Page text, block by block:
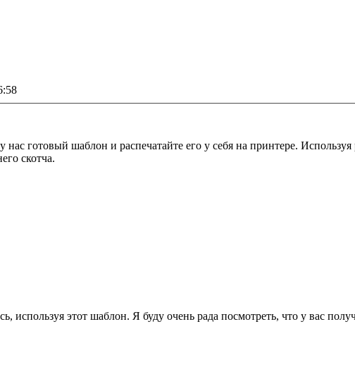
готовый шаблон и распечатайте его у себя на принтере.
скотча.
этот шаблон. Я буду очень рада посмотреть, что у вас